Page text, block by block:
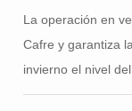
La operación en
Cafre y garantiza
invierno el nivel